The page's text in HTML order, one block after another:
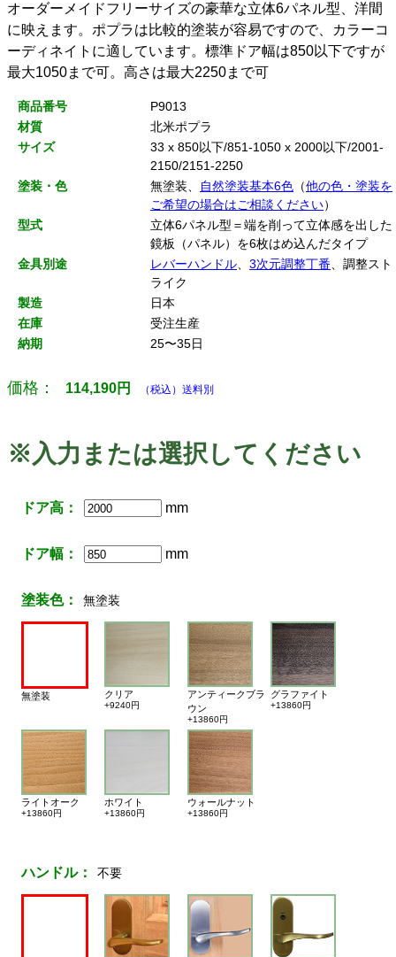
オーダーメイドフリーサイズの豪華な立体6パネル型、洋間
に映えます。ポプラは比較的塗装が容易ですので、カラーコ
ーディネイトに適しています。標準ドア幅は850以下ですが
最大1050まで可。高さは最大2250まで可
商品番号
P9013
材質
北米ポプラ
サイズ
33 x 850以下/851-1050 x 2000以下/2001-
2150/2151-2250
塗装・色
無塗装、 自然塗装基本6色 （他の色・塗装を
ご希望の場合はご相談ください）
型式
立体6パネル型＝端を削って立体感を出した
鏡板（パネル）を6枚はめ込んだタイプ
金具別途
レバーハンドル、 3次元調整丁番、調整スト
ライク
製造
日本
在庫
受注生産
納期
25〜35日
価格： 114,190円 （税込）送料別
※入力または選択してください
ドア高： mm
ドア幅： mm
塗装色： 無塗装
無塗装 クリア
+9240円
アンティークブラ
ウン
+13860円
グラファイト
+13860円
ライトオーク
+13860円
ホワイト
+13860円
ウォールナット
+13860円
ハンドル： 不要